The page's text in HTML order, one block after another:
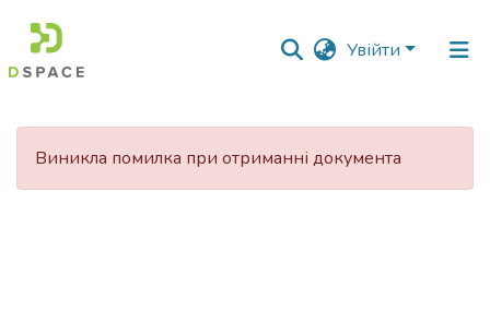
Увійти
Фонди
Виникла помилка при отриманні документа